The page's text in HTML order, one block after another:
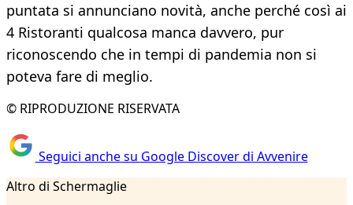
puntata si annunciano novità, anche perché così ai
4 Ristoranti qualcosa manca davvero, pur
riconoscendo che in tempi di pandemia non si
poteva fare di meglio.
© RIPRODUZIONE RISERVATA
Seguici anche su Google Discover di Avvenire
Altro di Schermaglie